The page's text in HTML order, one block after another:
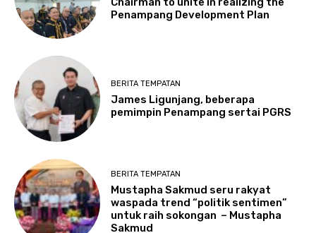
Penampang Development Plan
BERITA TEMPATAN
James Ligunjang, beberapa
pemimpin Penampang sertai PGRS
BERITA TEMPATAN
Mustapha Sakmud seru rakyat
waspada trend “politik sentimen”
untuk raih sokongan – Mustapha
Sakmud